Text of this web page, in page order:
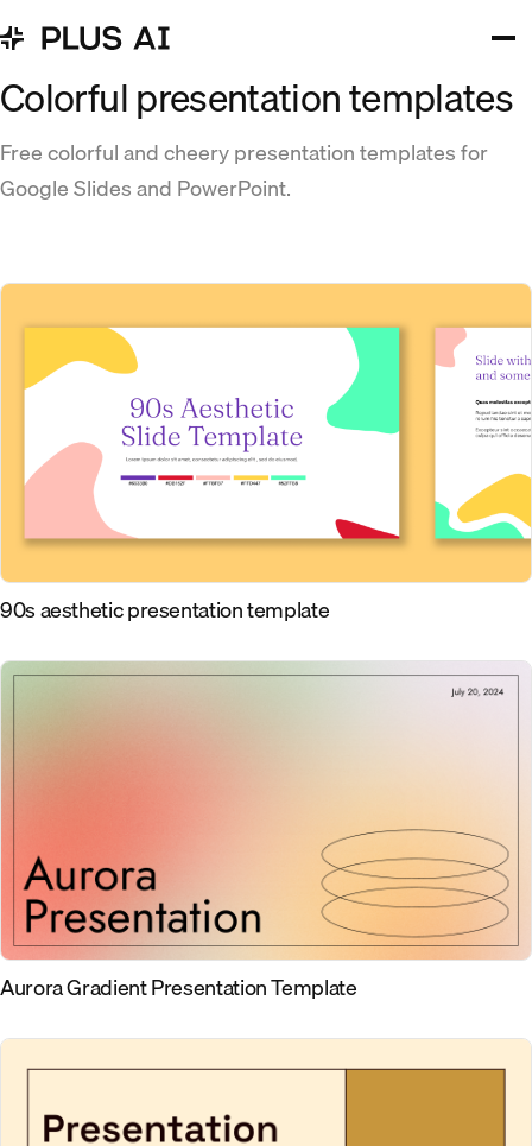
Colorful presentation templates
Free colorful and cheery presentation templates for
Google Slides and PowerPoint.
90s aesthetic presentation template
Aurora Gradient Presentation Template